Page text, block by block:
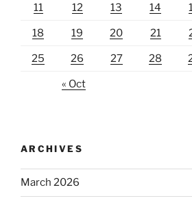
11 12 13 14
18 19 20 21
25 26 27 28
« Oct
ARCHIVES
March 2026